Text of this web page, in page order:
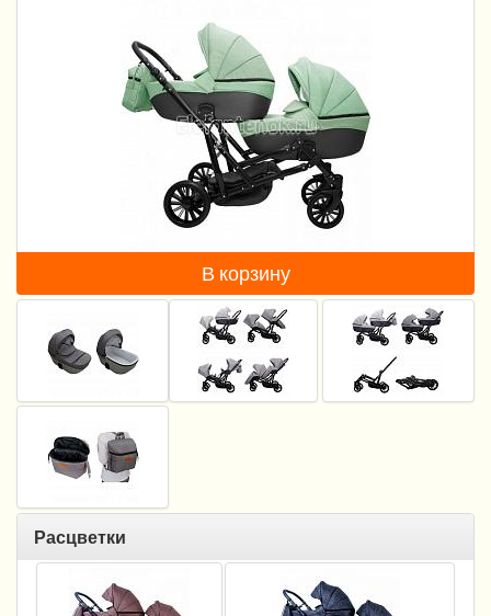
Мебель и аксессуары
Постельные принадлежности
Манежи
Безопасность ребенка
Игры и развитие
Принадлежности для выписки
Сумки для мам и детей
Кенгуру и слинги
В корзину
Расцветки